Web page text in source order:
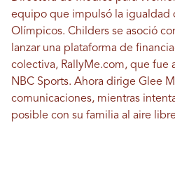
equipo que impulsó la igualdad
Olímpicos. Childers se asoció
lanzar una plataforma de
colectiva, RallyMe.com, que fue
NBC Sports. Ahora dirige Glee
comunicaciones, mientras
posible con su familia al aire